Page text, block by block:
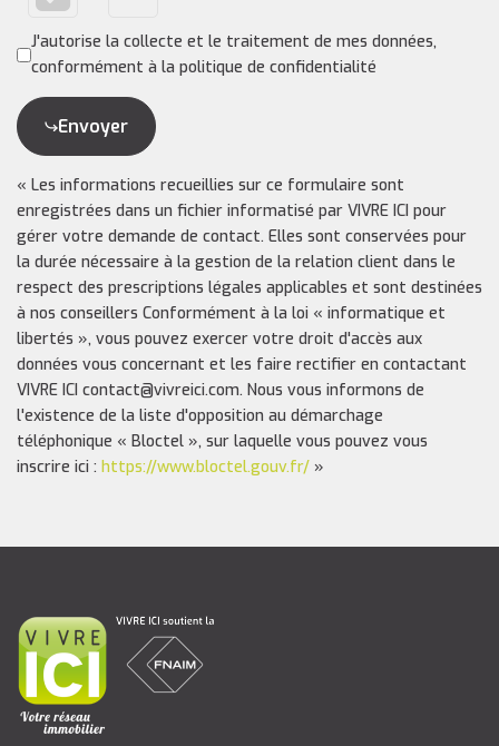
J'autorise la collecte et le traitement de mes données,
conformément à la politique de confidentialité
Envoyer
« Les informations recueillies sur ce formulaire sont
enregistrées dans un fichier informatisé par VIVRE ICI pour
gérer votre demande de contact. Elles sont conservées pour
la durée nécessaire à la gestion de la relation client dans le
respect des prescriptions légales applicables et sont destinées
à nos conseillers Conformément à la loi « informatique et
libertés », vous pouvez exercer votre droit d'accès aux
données vous concernant et les faire rectifier en contactant
VIVRE ICI contact@vivreici.com. Nous vous informons de
l'existence de la liste d'opposition au démarchage
téléphonique « Bloctel », sur laquelle vous pouvez vous
inscrire ici : https://www.bloctel.gouv.fr/ »